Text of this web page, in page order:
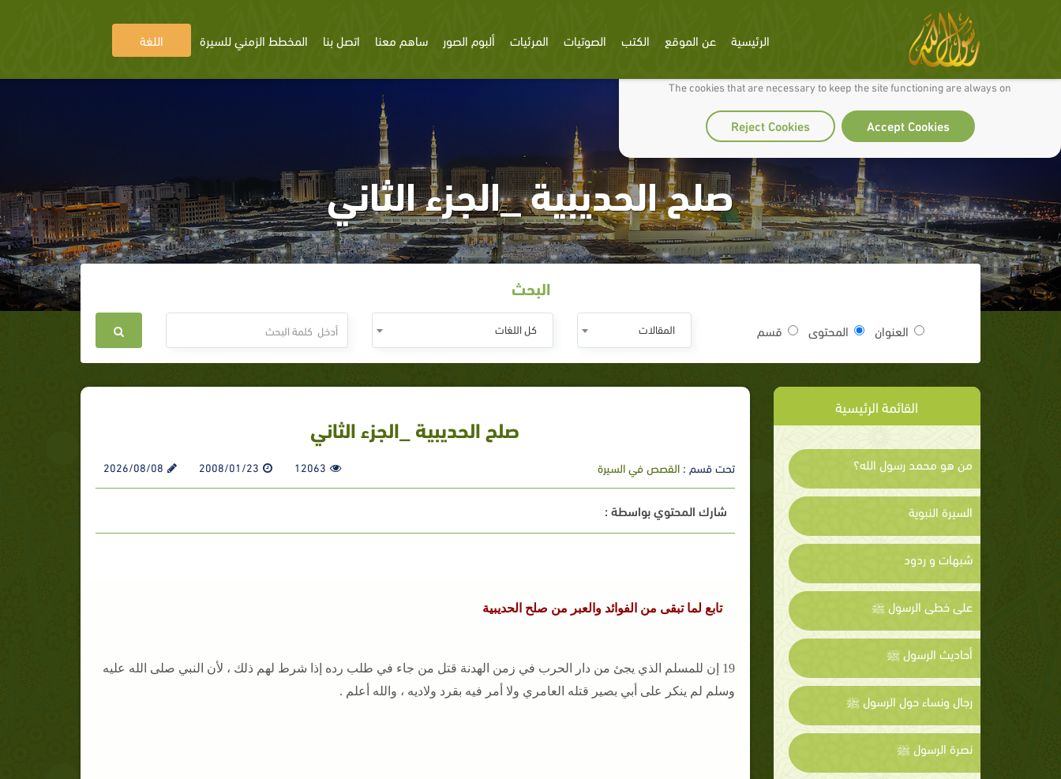
We use cookies to make our site work well for you and so we can continually improve it.
The cookies that are necessary to keep the site functioning are always on
Accept Cookies
Reject Cookies
الرئيسية عن الموقع الكتب الصوتيات المرئيات ألبوم الصور ساهم معنا اتصل بنا المخطط الزمني للسيرة اللغة
صلح الحديبية _الجزء الثاني
البحث
العنوان المحتوى قسم المقالات كل اللغات
القائمة الرئيسية
من هو محمد رسول الله؟
السيرة النبوية
شبهات و ردود
على خطى الرسول ﷺ
أحاديث الرسول ﷺ
رجال ونساء حول الرسول ﷺ
نصرة الرسول ﷺ
صلح الحديبية _الجزء الثاني
تحت قسم :القصص في السيرة 12063
2008/01/23
2026/08/08
شارك المحتوي بواسطة :
تابع لما تبقى من الفوائد والعبر من صلح الحديبية
19 إن للمسلم الذي يجئ من دار الحرب في زمن الهدنة قتل من جاء في طلب رده إذا شرط لهم ذلك ، لأن النبي صلى الله عليه
وسلم لم ينكر على أبي بصير قتله العامري ولا أمر فيه بقرد ولاديه ، والله أعلم .